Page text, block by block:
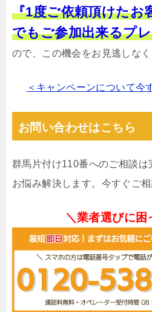
『1度ご依頼頂けたお
でもご参加出来るプ
ので、この機会をお見逃しなく
＜キャンペーンについて今
お問い合わせはこちら
群馬片付け110番へのご相談
お悩み解決します。今すぐご相
＼業者選びに